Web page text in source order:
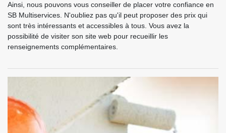
Ainsi, nous pouvons vous conseiller de placer votre confiance en
SB Multiservices. N'oubliez pas qu'il peut proposer des prix qui
sont très intéressants et accessibles à tous. Vous avez la
possibilité de visiter son site web pour recueillir les
renseignements complémentaires.